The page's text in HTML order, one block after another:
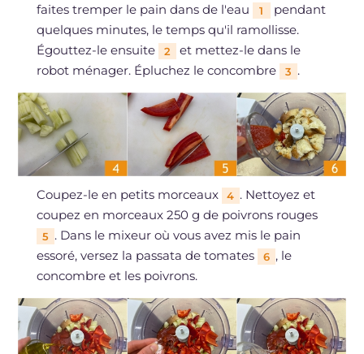
faites tremper le pain dans de l'eau
1
pendant
quelques minutes, le temps qu'il ramollisse.
Égouttez-le ensuite
2
et mettez-le dans le
robot ménager. Épluchez le concombre
3 .
Coupez-le en petits morceaux 4 . Nettoyez et
coupez en morceaux 250 g de poivrons rouges
5 . Dans le mixeur où vous avez mis le pain
essoré, versez la passata de tomates
6 , le
concombre et les poivrons.